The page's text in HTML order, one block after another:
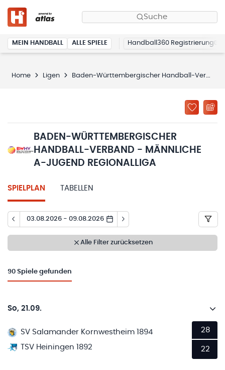
Suche
MEIN HANDBALL ALLE SPIELE Handball360 Registrierung
Home Ligen Baden-Württembergischer Handball-Verband - männliche A-Jugend Regionalliga
BADEN-WÜRTTEMBERGISCHER
HANDBALL-VERBAND - MÄNNLICHE
A-JUGEND REGIONALLIGA
SPIELPLAN TABELLEN
03.08.2026 - 09.08.2026
Alle Filter zurücksetzen
90 Spiele gefunden
So, 21.09.
SV Salamander Kornwestheim 1894
TSV Heiningen 1892
28
22